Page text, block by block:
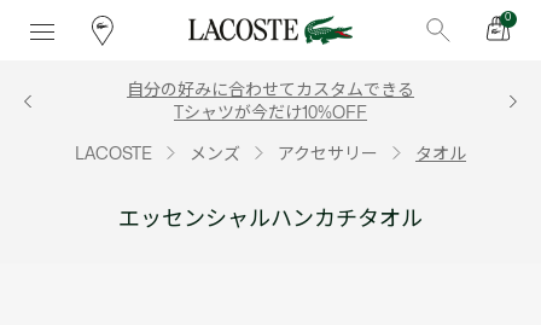
0
自分の好みに合わせてカスタムできる
Tシャツが今だけ10%OFF
LACOSTE メンズ アクセサリー タオル
エッセンシャルハンカチタオル